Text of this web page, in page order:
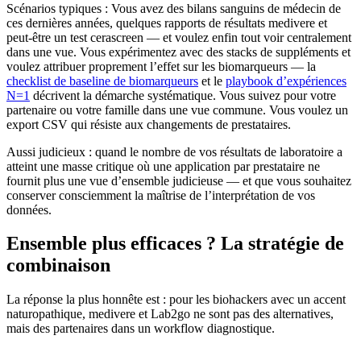
Scénarios typiques : Vous avez des bilans sanguins de médecin de
ces dernières années, quelques rapports de résultats medivere et
peut-être un test cerascreen — et voulez enfin tout voir centralement
dans une vue. Vous expérimentez avec des stacks de suppléments et
voulez attribuer proprement l’effet sur les biomarqueurs — la
checklist de baseline de biomarqueurs et le playbook d’expériences
N=1 décrivent la démarche systématique. Vous suivez pour votre
partenaire ou votre famille dans une vue commune. Vous voulez un
export CSV qui résiste aux changements de prestataires.
Aussi judicieux : quand le nombre de vos résultats de laboratoire a
atteint une masse critique où une application par prestataire ne
fournit plus une vue d’ensemble judicieuse — et que vous souhaitez
conserver consciemment la maîtrise de l’interprétation de vos
données.
Ensemble plus efficaces ? La stratégie de
combinaison
La réponse la plus honnête est : pour les biohackers avec un accent
naturopathique, medivere et Lab2go ne sont pas des alternatives,
mais des partenaires dans un workflow diagnostique.